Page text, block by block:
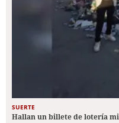
SUERTE
Hallan un billete de lotería